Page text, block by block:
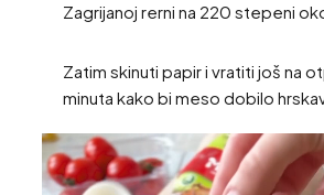
Zagrijanoj rerni na 220 stepeni
Zatim skinuti papir i vratiti još na
minuta kako bi meso dobilo